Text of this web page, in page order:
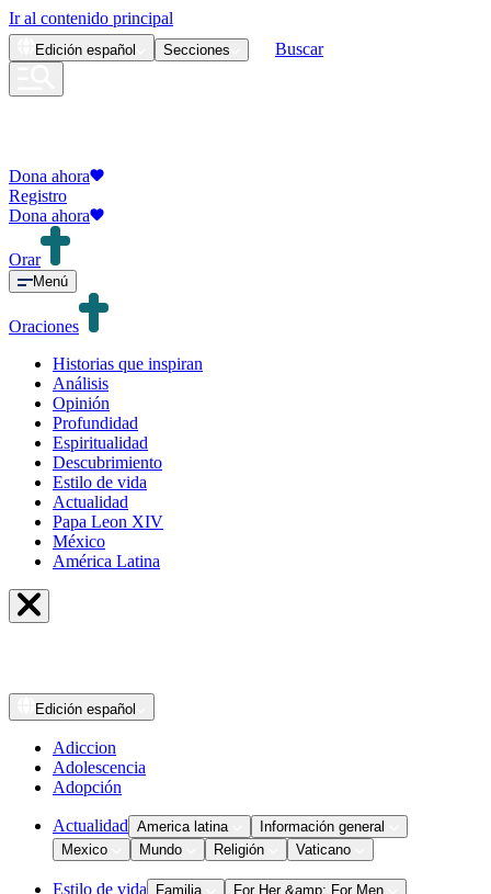
Ir al contenido principal
Edición español Secciones Buscar
Dona ahora
Registro
Dona ahora
Orar
Menú
Oraciones
Historias que inspiran
Análisis
Opinión
Profundidad
Espiritualidad
Descubrimiento
Estilo de vida
Actualidad
Papa Leon XIV
México
América Latina
Edición español
Adiccion
Adolescencia
Adopción
Actualidad America latina
Información general
Mexico
Mundo Religión Vaticano
Estilo de vida Familia
For Her &amp; For Men